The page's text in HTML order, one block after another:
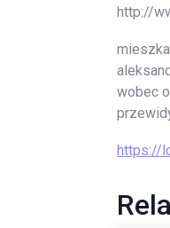
http://
wobec
https://